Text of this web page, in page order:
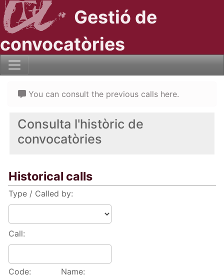
Gestió de
convocatòries
Consulta l'històric de
convocatòries
Historical calls
Type / Called by:
Call:
Code: Name:
You can consult the previous calls here.